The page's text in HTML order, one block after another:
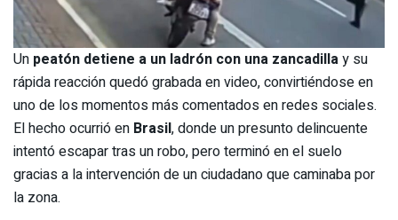
Un peatón detiene a un ladrón con una zancadillay su
rápida reacción quedó grabada en video, convirtiéndose en
uno de los momentos más comentados en redes sociales.
El hecho ocurrió en Brasil, donde un presunto delincuente
intentó escapar tras un robo, pero terminó en el suelo
gracias a la intervención de un ciudadano que caminaba por
la zona.